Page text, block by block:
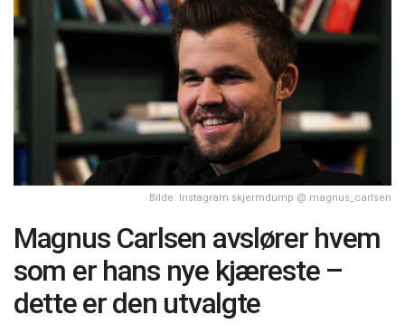
Bilde: Instagram skjermdump @ magnus_carlsen
Magnus Carlsen avslører hvem
som er hans nye kjæreste –
dette er den utvalgte